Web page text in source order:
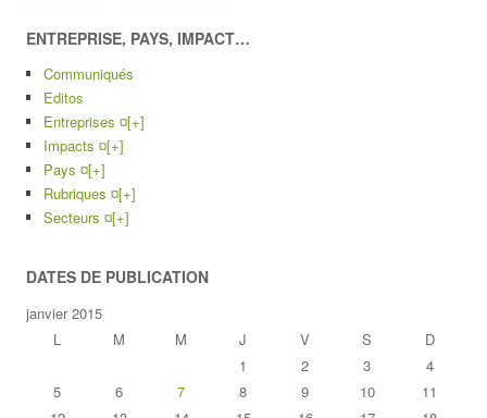
ENTREPRISE, PAYS, IMPACT…
Communiqués
Editos
Entreprises ¤[+]
Impacts ¤[+]
Pays ¤[+]
Rubriques ¤[+]
Secteurs ¤[+]
DATES DE PUBLICATION
janvier 2015
L
M M J V S
D
1
2 3
4
5
6 7 8 9 10
11